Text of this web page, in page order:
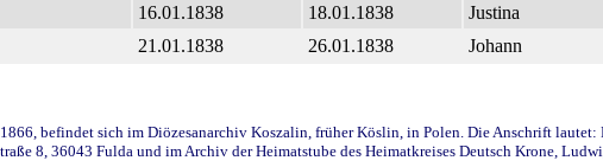
16.01.1838 18.01.1838 Justina
21.01.1838 26.01.1838 Johann
befindet sich im Diözesanarchiv Koszalin, früher Köslin, in Polen. Die Anschrift
8, 36043 Fulda und im Archiv der Heimatstube des Heimatkreises Deutsch Krone,